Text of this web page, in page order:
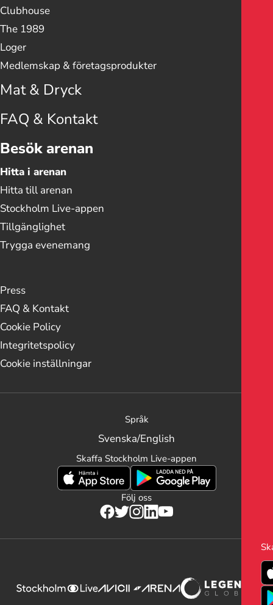
Clubhouse
The 1989
Loger
Medlemskap & företags­­­produkter
Mat & Dryck
FAQ & Kontakt
Besök arenan
Hitta i arenan
Hitta till arenan
Stockholm Live-appen
Tillgänglighet
Trygga evenemang
Press
FAQ & Kontakt
Cookie Policy
Integritetspolicy
Cookie inställningar
Språk
Svenska/English
Skaffa Stockholm Live-appen
Följ oss